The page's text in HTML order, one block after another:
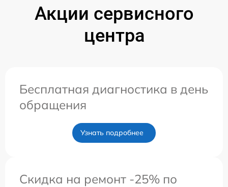
Акции сервисного
центра
Бесплатная диагностика в день
обращения
Узнать подробнее
Скидка на ремонт -25% по